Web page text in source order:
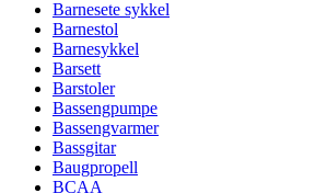
Barnesete sykkel
Barnestol
Barnesykkel
Barsett
Barstoler
Bassengpumpe
Bassengvarmer
Bassgitar
Baugpropell
BCAA